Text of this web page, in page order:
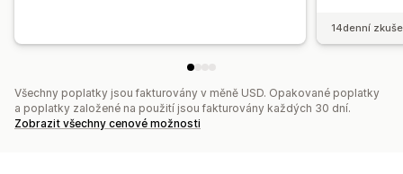
14denní
Všechny poplatky jsou fakturovány v měně USD. Opakované poplatky
a poplatky založené na použití jsou fakturovány každých 30 dní.
Zobrazit všechny cenové možnosti